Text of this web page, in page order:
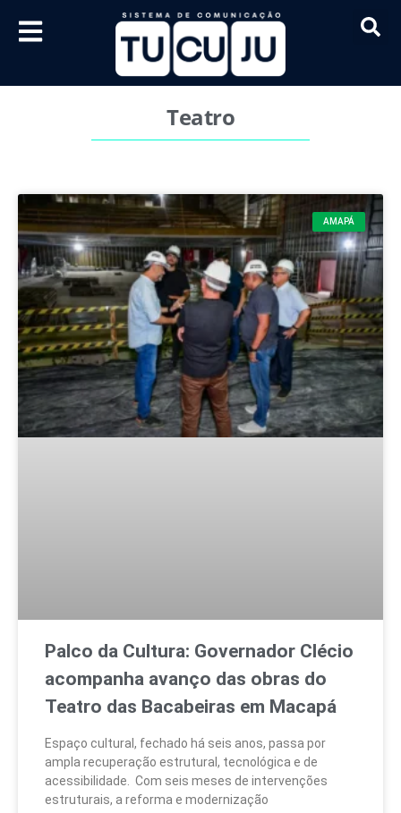
Teatro
AMAPÁ
Palco da Cultura: Governador Clécio
acompanha avanço das obras do
Teatro das Bacabeiras em Macapá
Espaço cultural, fechado há seis anos, passa por
ampla recuperação estrutural, tecnológica e de
acessibilidade. Com seis meses de intervenções
estruturais, a reforma e modernização